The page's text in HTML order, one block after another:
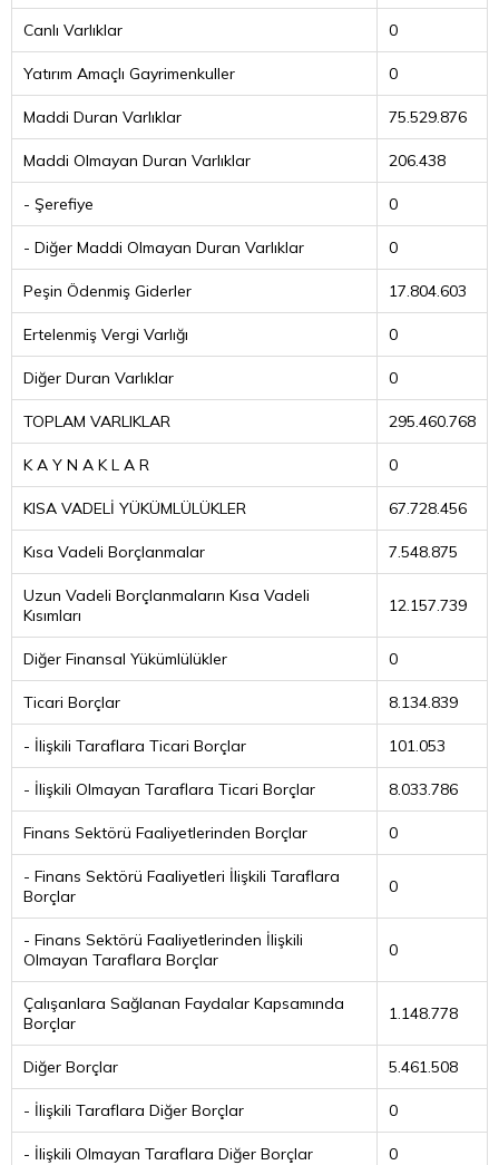
Canlı Varlıklar 0
Yatırım Amaçlı Gayrimenkuller 0
Maddi Duran Varlıklar 75.529.876
Maddi Olmayan Duran Varlıklar 206.438
- Şerefiye 0
- Diğer Maddi Olmayan Duran Varlıklar 0
Peşin Ödenmiş Giderler 17.804.603
Ertelenmiş Vergi Varlığı 0
Diğer Duran Varlıklar 0
TOPLAM VARLIKLAR 295.460.768
K A Y N A K L A R 0
KISA VADELİ YÜKÜMLÜLÜKLER 67.728.456
Kısa Vadeli Borçlanmalar 7.548.875
Uzun Vadeli Borçlanmaların Kısa Vadeli
Kısımları
12.157.739
Diğer Finansal Yükümlülükler 0
Ticari Borçlar 8.134.839
- İlişkili Taraflara Ticari Borçlar 101.053
- İlişkili Olmayan Taraflara Ticari Borçlar 8.033.786
Finans Sektörü Faaliyetlerinden Borçlar 0
- Finans Sektörü Faaliyetleri İlişkili Taraflara
Borçlar
0
- Finans Sektörü Faaliyetlerinden İlişkili
Olmayan Taraflara Borçlar
0
Çalışanlara Sağlanan Faydalar Kapsamında
Borçlar
1.148.778
Diğer Borçlar 5.461.508
- İlişkili Taraflara Diğer Borçlar 0
- İlişkili Olmayan Taraflara Diğer Borçlar 0